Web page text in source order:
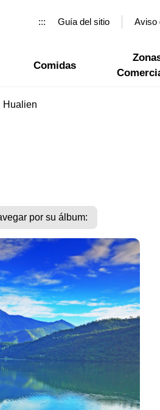
::: Guía del sitio Aviso
Comidas
Hualien
por su álbum: